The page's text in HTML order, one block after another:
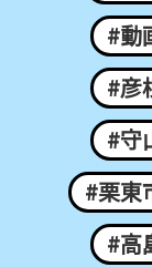
#動
#彦
#守
#栗東
#高